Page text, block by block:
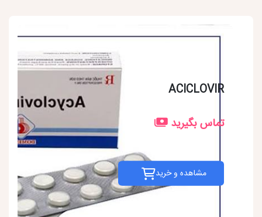
ACICLOVIR
تماس بگیرید
مشاهده و خرید